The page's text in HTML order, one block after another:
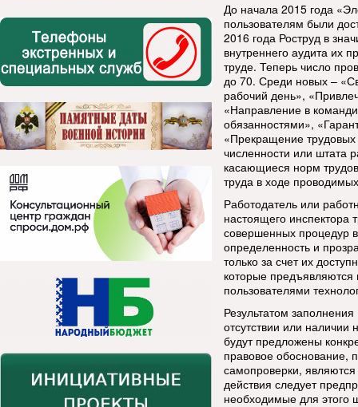
До начала 2015 года
пользователям были
2016 года Роструд в
внутреннего аудита их
труде. Теперь число
до 70. Среди новых –
рабочий день»,
«Направление в
обязанностями»,
«Прекращение
численности или штата
касающиеся норм
труда в ходе
Работодатель или
настоящего инспектора
совершенных процедур
определенность и
только за счет их
которые
пользователями
Результатом
отсутствии или
будут предложены
правовое обоснование,
самопроверки,
действия следует
необходимые для этого